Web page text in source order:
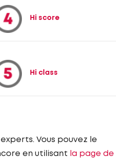
Hi score
Hi class
Vous pouvez le
en utilisant la page de